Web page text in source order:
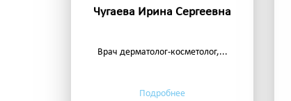
Чугаева Ирина Сергеевна
Врач дерматолог-косметолог,...
Подробнее